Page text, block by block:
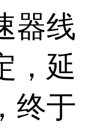
器线
，延
终于